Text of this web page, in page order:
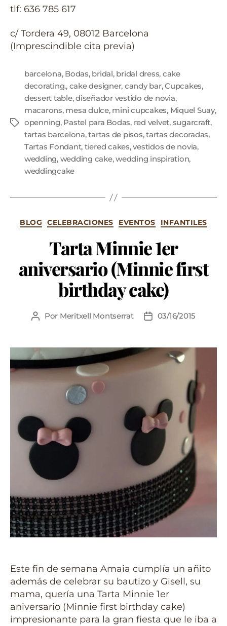
tlf: 636 785 617
c/ Tordera 49, 08012 Barcelona
(Imprescindible cita previa)
barcelona, Bodas, bridal, bridal dress, cake
decorating., cake designer, candy bar,Cupcakes,
dessert table,diseñador vestido de novia,
macarons, mesa dulce, mini cupcakes, Miquel Suay,
openning, Pastel para Bodas, red velvet, sugarcraft,
tartas barcelona,tartas de pisos,tartas decoradas,
Tartas Fondant, tiered cakes,vestidos de novia,
wedding, wedding cake,wedding inspiration,
weddingcake
BLOG CELEBRACIONES EVENTOS INFANTILES
Tarta Minnie 1er
aniversario (Minnie first
birthday cake)
Por Meritxell Montserrat 03/16/2015
Este fin de semana Amaia cumplía un añito
además de celebrar su bautizo y Gisell, su
mama, quería una Tarta Minnie 1er
aniversario (Minnie first birthday cake)
impresionante para la gran fiesta que le iba a